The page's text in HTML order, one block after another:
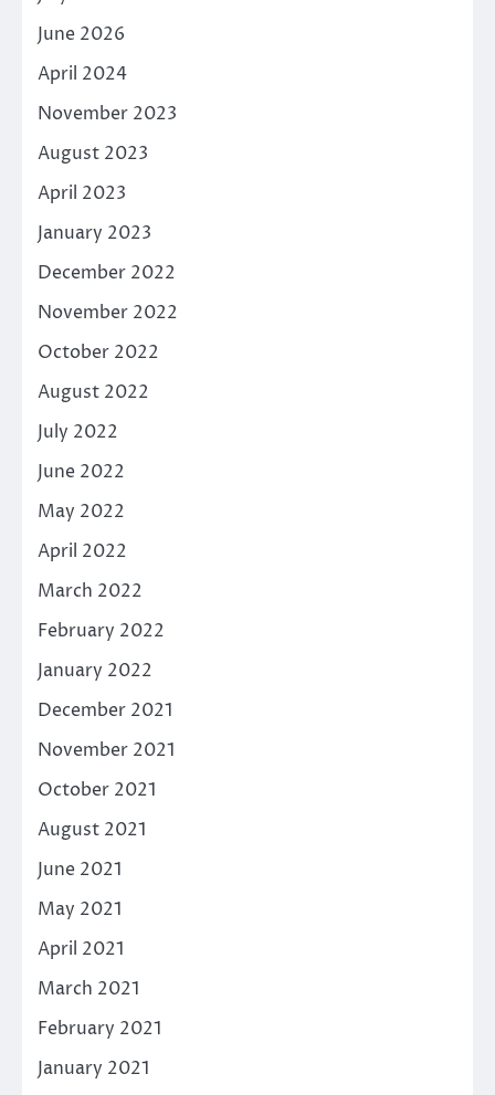
June 2026
April 2024
November 2023
August 2023
April 2023
January 2023
December 2022
November 2022
October 2022
August 2022
July 2022
June 2022
May 2022
April 2022
March 2022
February 2022
January 2022
December 2021
November 2021
October 2021
August 2021
June 2021
May 2021
April 2021
March 2021
February 2021
January 2021